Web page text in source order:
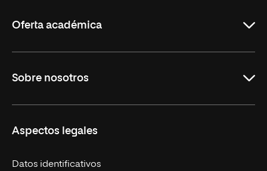
Oferta académica
Licenciaturas en línea
Cursos Europeos
Títulos Americanos
Sobre nosotros
Nuestros alumnos
Únete a nosotros
Aspectos legales
Datos identificativos